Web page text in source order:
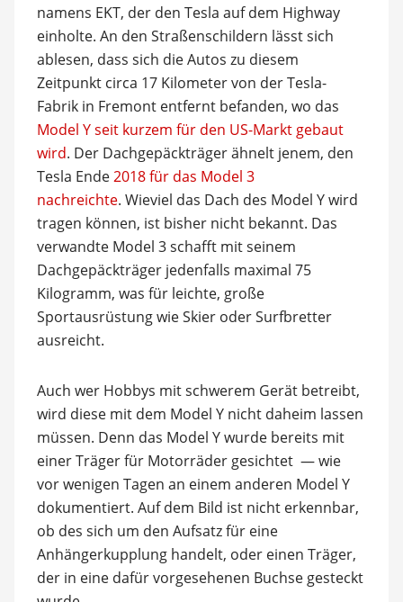
namens EKT, der den Tesla auf dem Highway
einholte. An den Straßenschildern lässt sich
ablesen, dass sich die Autos zu diesem
Zeitpunkt circa 17 Kilometer von der Tesla-
Fabrik in Fremont entfernt befanden, wo das
Model Y seit kurzem für den US-Markt gebaut
wird. Der Dachgepäckträger ähnelt jenem, den
Tesla Ende2018 für das Model 3
nachreichte. Wieviel das Dach des Model Y wird
tragen können, ist bisher nicht bekannt. Das
verwandte Model 3 schafft mit seinem
Dachgepäckträger jedenfalls maximal 75
Kilogramm, was für leichte, große
Sportausrüstung wie Skier oder Surfbretter
ausreicht.
Auch wer Hobbys mit schwerem Gerät betreibt,
wird diese mit dem Model Y nicht daheim lassen
müssen. Denn das Model Y wurde bereits mit
einer Träger für Motorräder gesichtet — wie
vor wenigen Tagen an einem anderen Model Y
dokumentiert. Auf dem Bild ist nicht erkennbar,
ob des sich um den Aufsatz für eine
Anhängerkupplung handelt, oder einen Träger,
der in eine dafür vorgesehenen Buchse gesteckt